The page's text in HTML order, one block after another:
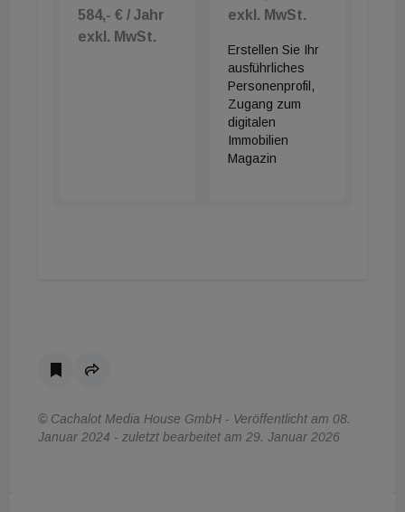
584,- € / Jahr
exkl. MwSt.
exkl. MwSt.
Erstellen Sie Ihr
ausführliches
Personenprofil,
Zugang zum
digitalen
Immobilien
Magazin
© Cachalot Media House GmbH - Veröffentlicht am 08.
Januar 2024 - zuletzt bearbeitet am 29. Januar 2026